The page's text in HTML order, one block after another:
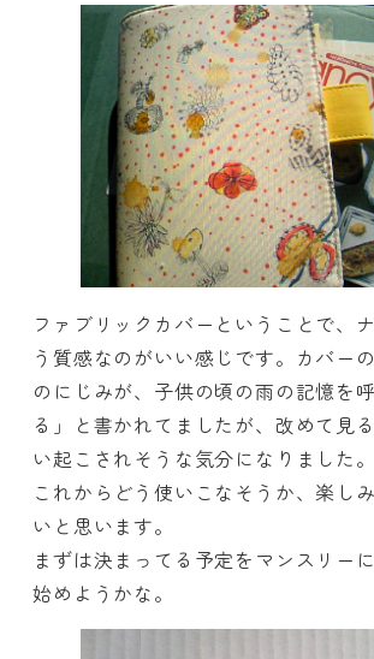
ファブリックカバーということで、
う質感なのがいい感じです。カバー
のにじみが、子供の頃の雨の記憶を
る」と書かれてましたが、改めて見
い起こされそうな気分になりました。
これからどう使いこなそうか、楽し
いと思います。
まずは決まってる予定をマンスリー
始めようかな。